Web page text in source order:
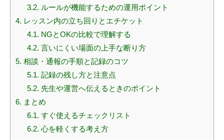
3.2. ルールが機能するための運用ポイント
4. レッスン内の立ち回りとエチケット
4.1. NGとOKの比較で理解する
4.2. 言いにくい場面の上手な断り方
5. 相談・通報の手順と記録のコツ
5.1. 記録の残し方と注意点
5.2. 先生や運営へ伝えるときのポイント
6. まとめ
6.1. すぐ使えるチェックリスト
6.2. 心を軽くする考え方